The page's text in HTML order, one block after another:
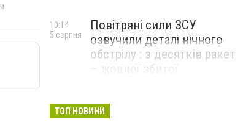
Повітряні сили ЗСУ
озвучили деталі нічного
обстрілу : з десятків ракет
– жодної збитої
10:14
5 серпня
ТОП НОВИНИ